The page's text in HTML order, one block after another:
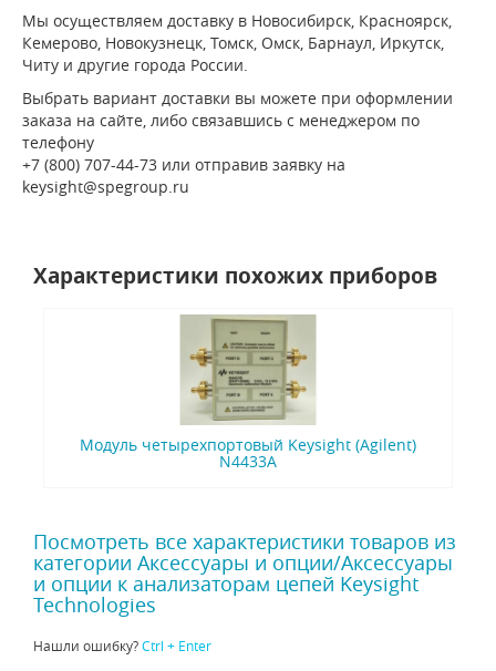
Мы осуществляем доставку в Новосибирск, Красноярск,
Кемерово, Новокузнецк, Томск, Омск, Барнаул, Иркутск,
Читу и другие города России.
Выбрать вариант доставки вы можете при оформлении
заказа на сайте, либо связавшись с менеджером по
телефону
+7 (800) 707-44-73 или отправив заявку на
keysight@spegroup.ru
Характеристики похожих приборов
Модуль четырехпортовый Keysight (Agilent)
N4433A
Посмотреть все характеристики товаров из
категории Аксессуары и опции/Аксессуары
и опции к анализаторам цепей Keysight
Technologies
Нашли ошибку?Ctrl + Enter